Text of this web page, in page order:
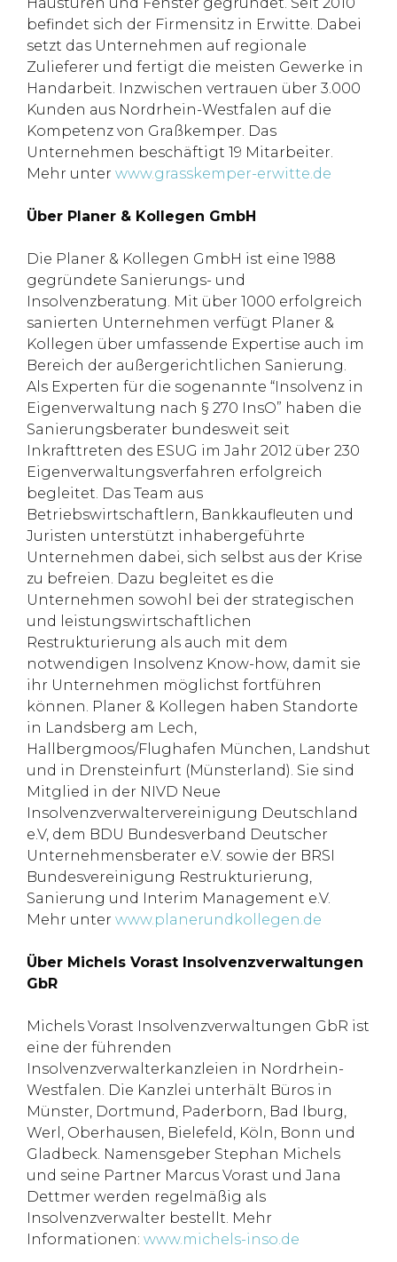
befindet sich der Firmensitz in Erwitte. Dabei
setzt das Unternehmen auf regionale
Zulieferer und fertigt die meisten Gewerke in
Handarbeit. Inzwischen vertrauen über 3.000
Kunden aus Nordrhein-Westfalen auf die
Kompetenz von Graßkemper. Das
Unternehmen beschäftigt 19 Mitarbeiter.
Mehr unter www.grasskemper-erwitte.de
Über Planer & Kollegen GmbH
Die Planer & Kollegen GmbH ist eine 1988
gegründete Sanierungs- und
Insolvenzberatung. Mit über 1000 erfolgreich
sanierten Unternehmen verfügt Planer &
Kollegen über umfassende Expertise auch im
Bereich der außergerichtlichen Sanierung.
Als Experten für die sogenannte “Insolvenz in
Eigenverwaltung nach § 270 InsO” haben die
Sanierungsberater bundesweit seit
Inkrafttreten des ESUG im Jahr 2012 über 230
Eigenverwaltungsverfahren erfolgreich
begleitet. Das Team aus
Betriebswirtschaftlern, Bankkaufleuten und
Juristen unterstützt inhabergeführte
Unternehmen dabei, sich selbst aus der Krise
zu befreien. Dazu begleitet es die
Unternehmen sowohl bei der strategischen
und leistungswirtschaftlichen
Restrukturierung als auch mit dem
notwendigen Insolvenz Know-how, damit sie
ihr Unternehmen möglichst fortführen
können. Planer & Kollegen haben Standorte
in Landsberg am Lech,
Hallbergmoos/Flughafen München, Landshut
und in Drensteinfurt (Münsterland). Sie sind
Mitglied in der NIVD Neue
Insolvenzverwaltervereinigung Deutschland
e.V, dem BDU Bundesverband Deutscher
Unternehmensberater e.V. sowie der BRSI
Bundesvereinigung Restrukturierung,
Sanierung und Interim Management e.V.
Mehr unter www.planerundkollegen.de
Über Michels Vorast Insolvenzverwaltungen
GbR
Michels Vorast Insolvenzverwaltungen GbR ist
eine der führenden
Insolvenzverwalterkanzleien in Nordrhein-
Westfalen. Die Kanzlei unterhält Büros in
Münster, Dortmund, Paderborn, Bad Iburg,
Werl, Oberhausen, Bielefeld, Köln, Bonn und
Gladbeck. Namensgeber Stephan Michels
und seine Partner Marcus Vorast und Jana
Dettmer werden regelmäßig als
Insolvenzverwalter bestellt. Mehr
Informationen: www.michels-inso.de